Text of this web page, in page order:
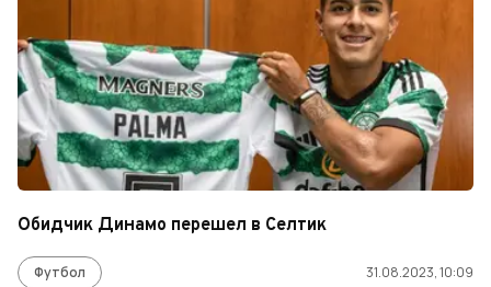
Обидчик Динамо перешел в Селтик
Футбол 31.08.2023, 10:09